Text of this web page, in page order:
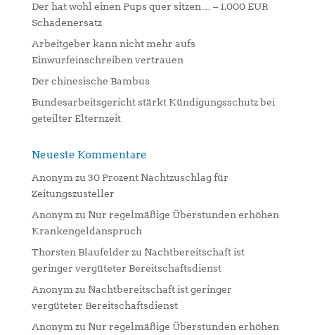
v
e
:
Der hat wohl einen Pups quer sitzen… – 1.000 EUR
Schadenersatz
Arbeitgeber kann nicht mehr aufs
Einwurfeinschreiben vertrauen
Der chinesische Bambus
Bundesarbeitsgericht stärkt Kündigungsschutz bei
geteilter Elternzeit
Neueste Kommentare
Anonym zu 30 Prozent Nachtzuschlag für
Zeitungszusteller
Anonym zu Nur regelmäßige Überstunden erhöhen
Krankengeldanspruch
Thorsten Blaufelder zu Nachtbereitschaft ist
geringer vergüteter Bereitschaftsdienst
Anonym zu Nachtbereitschaft ist geringer
vergüteter Bereitschaftsdienst
Anonym zu Nur regelmäßige Überstunden erhöhen